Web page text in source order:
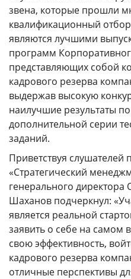
Годовые отчеты
Стоимость
III Форум лидеров
России
Каталог программ
Сообщество внутренних
Контакты
КАМПУСЫ
Щербинка
Владивосток
звена, которые прошли
квалификационный
являются лучшими
программ
представляющих собой
кадрового резерва
выдержав высокую
наилучшие результаты
дополнительной серии
заданий.
Приветствуя
«Стратегический
генерального
Шаханов подчеркнул:
является реальной
заявить о себе на самом
свою эффективность,
кадрового резерва
отличные перспективы